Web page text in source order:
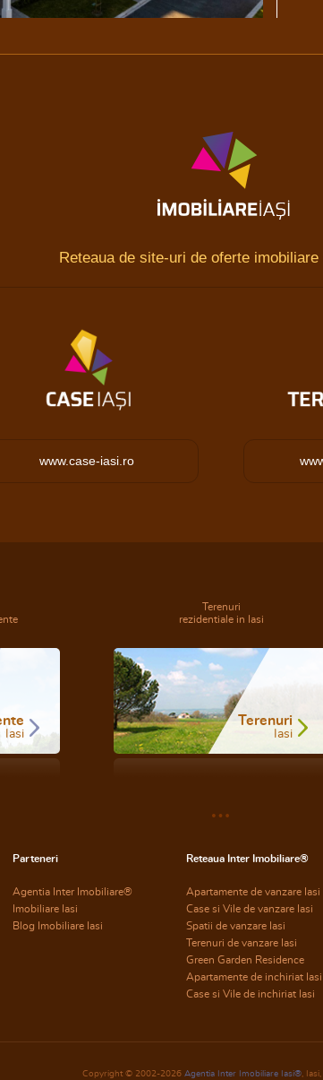
Reteaua de site-uri de oferte imobiliare
www.case-iasi.ro
Iasi
Terenuri
rezidentiale in Iasi
Terenuri
Iasi
Parteneri
Agentia Inter Imobiliare®
Imobiliare Iasi
Blog Imobiliare Iasi
Reteaua Inter Imobiliare®
Apartamente de vanzare Iasi
Case si Vile de vanzare Iasi
Spatii de vanzare Iasi
Terenuri de vanzare Iasi
Green Garden Residence
Apartamente de inchiriat Iasi
Case si Vile de inchiriat Iasi
Copyright © 2002-2026 Agentia Inter Imobiliare Iasi® ,